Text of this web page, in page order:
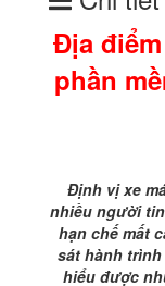
theo
dõi
hiểu
lượng
Địa
phần
Định vị xe
nhiều người
hạn chế mất
sát hành
hiểu được